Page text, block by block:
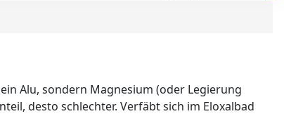
Alu, sondern Magnesium (oder Legierung
desto schlechter. Verfäbt sich im Eloxalbad